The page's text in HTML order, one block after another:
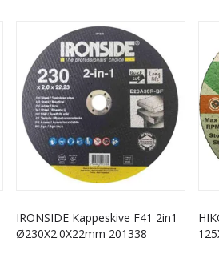
IRONSIDE Kappeskive F41 2in1
Ø230X2.0X22mm 201338